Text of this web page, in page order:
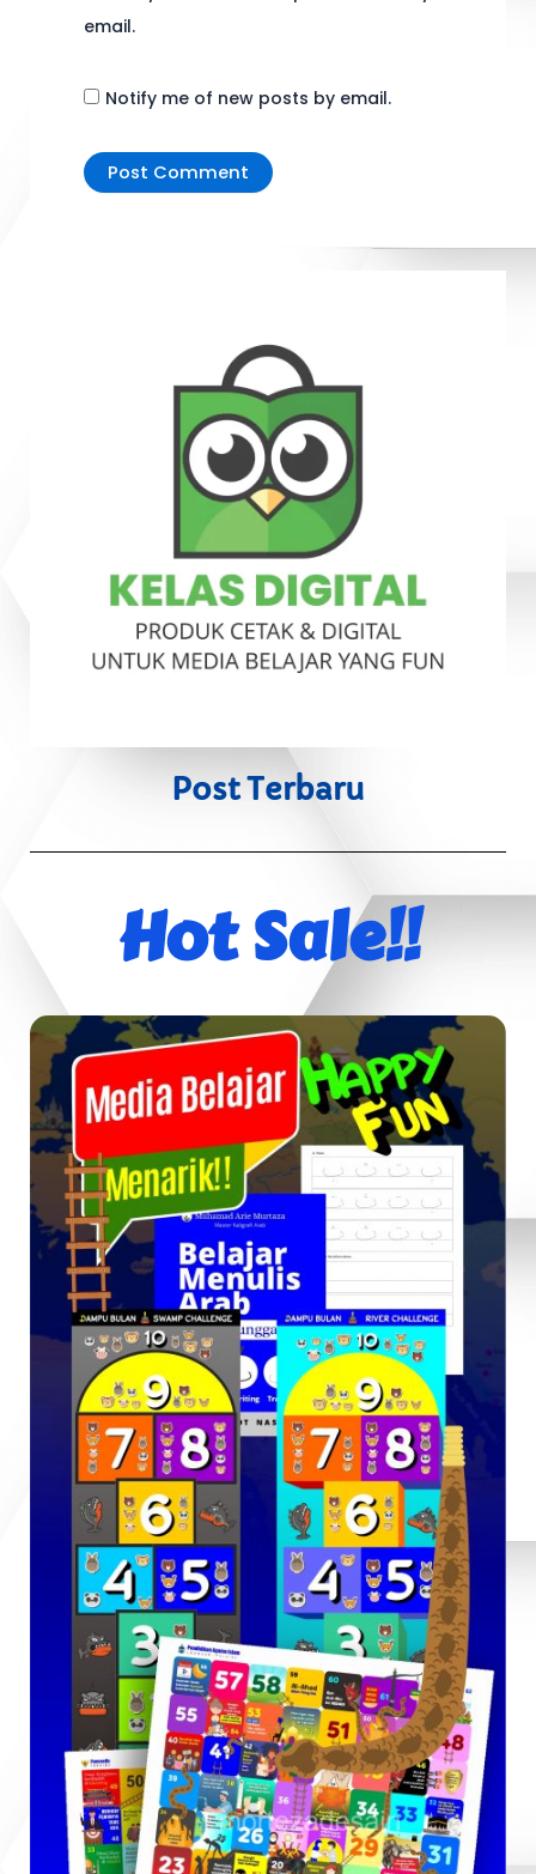
email.
Notify me of new posts by email.
Post Terbaru
Hot Sale!!